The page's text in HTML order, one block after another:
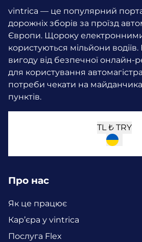
vintrica — це популярний
дорожніх зборів за проїзд
Європи. Щороку
користуються мільйони водіїв.
вигоду від безпечної онлайн-
для користування
потреби чекати на
пунктів.
TL ₺ TRY
Про нас
Як це працює
Кар’єра у vintrica
Послуга Flex